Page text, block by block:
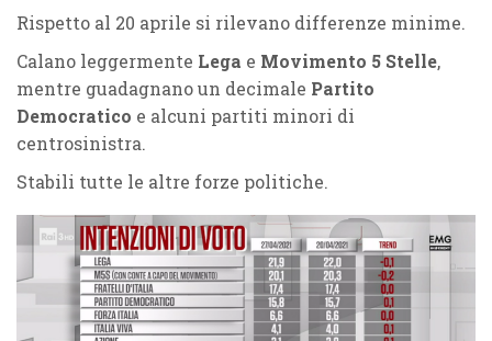
Rispetto al 20 aprile si rilevano differenze minime.
Calano leggermente Lega e Movimento 5 Stelle,
mentre guadagnano un decimale Partito
Democratico e alcuni partiti minori di
centrosinistra.
Stabili tutte le altre forze politiche.